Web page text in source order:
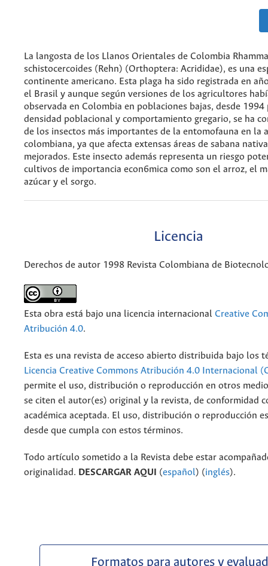
La langosta de los Llanos Orientales de Colombia
schistocercoides (Rehn) (Orthoptera: Acrididae), es una
continente americano. Esta plaga ha sido registrada en
el Brasil y aunque según versiones de los agricultores
observada en Colombia en poblaciones bajas, desde
densidad poblacional y comportamiento gregario, se ha
de los insectos más importantes de la entomofauna en la
colombiana, ya que afecta extensas áreas de sabana
mejorados. Este insecto además representa un riesgo
cultivos de importancia econ6mica como son el arroz, el
azúcar y el sorgo.
Licencia
Derechos de autor 1998 Revista Colombiana de
Esta obra está bajo una licencia internacional Creative
Atribución 4.0.
Esta es una revista de acceso abierto distribuida bajo los
Licencia Creative Commons Atribución 4.0 Internacional
permite el uso, distribución o reproducción en otros
se citen el autor(es) original y la revista, de conformidad
académica aceptada. El uso, distribución o reproducción
desde que cumpla con estos términos.
Todo artículo sometido a la Revista debe estar
originalidad. DESCARGAR AQUI (español) (inglés).
Formatos para autores y